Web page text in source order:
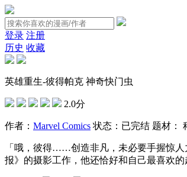
登录 注册
历史 收藏
英雄重生-彼得帕克 神奇快门虫
2.0分
作者： Marvel Comics 状态： 已完结 题材：
「哦，彼得……创造非凡，未必要手握惊
报》的摄影工作，他还恰好和自己最喜欢